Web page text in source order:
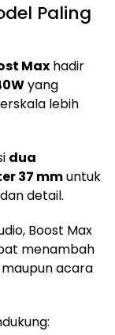
Paling
Max hadir
yang
lebih
dua
37 mmuntuk
detail.
Boost Max
menambah
acara